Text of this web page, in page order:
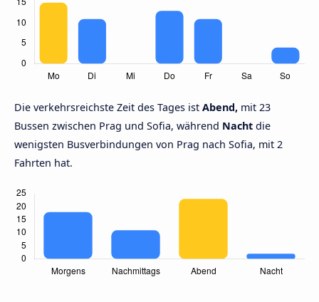
Die verkehrsreichste Zeit des Tages ist Abend, mit 23
Bussen zwischen Prag und Sofia, während Nacht die
wenigsten Busverbindungen von Prag nach Sofia, mit 2
Fahrten hat.